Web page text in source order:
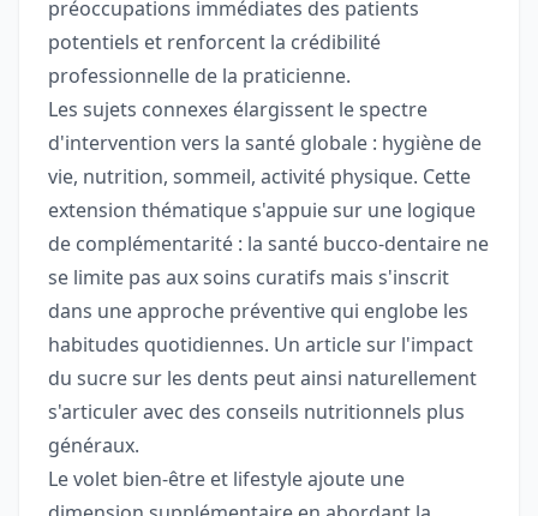
préoccupations immédiates des patients
potentiels et renforcent la crédibilité
professionnelle de la praticienne.
Les sujets connexes élargissent le spectre
d'intervention vers la santé globale : hygiène de
vie, nutrition, sommeil, activité physique. Cette
extension thématique s'appuie sur une logique
de complémentarité : la santé bucco-dentaire ne
se limite pas aux soins curatifs mais s'inscrit
dans une approche préventive qui englobe les
habitudes quotidiennes. Un article sur l'impact
du sucre sur les dents peut ainsi naturellement
s'articuler avec des conseils nutritionnels plus
généraux.
Le volet bien-être et lifestyle ajoute une